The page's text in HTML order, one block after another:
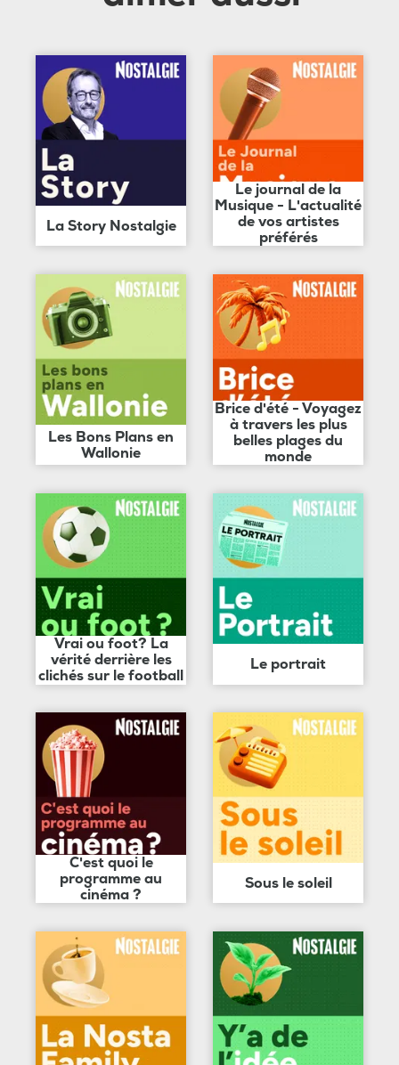
La Story Nostalgie
Le journal de la
Musique - L'actualité
de vos artistes
préférés
Les Bons Plans en
Wallonie
Brice d'été - Voyagez
à travers les plus
belles plages du
monde
Vrai ou foot? La
vérité derrière les
clichés sur le football
Le portrait
C'est quoi le
programme au
cinéma ?
Sous le soleil